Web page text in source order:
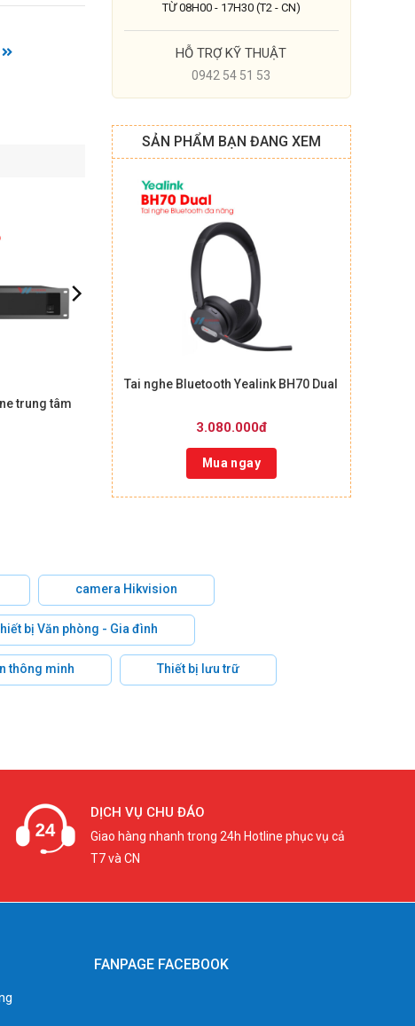
TỪ 08H00 - 17H30 (T2 - CN)
HỖ TRỢ KỸ THUẬT
0942 54 51 53
SẢN PHẨM BẠN ĐANG XEM
Tai nghe Bluetooth Yealink BH70 Dual
3.080.000đ
Mua ngay
trung tâm
camera Hikvision
bị Văn phòng - Gia đình
thông minh Thiết bị lưu trữ
DỊCH VỤ CHU ĐÁO
Giao hàng nhanh trong 24h Hotline phục vụ cả
T7 và CN
FANPAGE FACEBOOK